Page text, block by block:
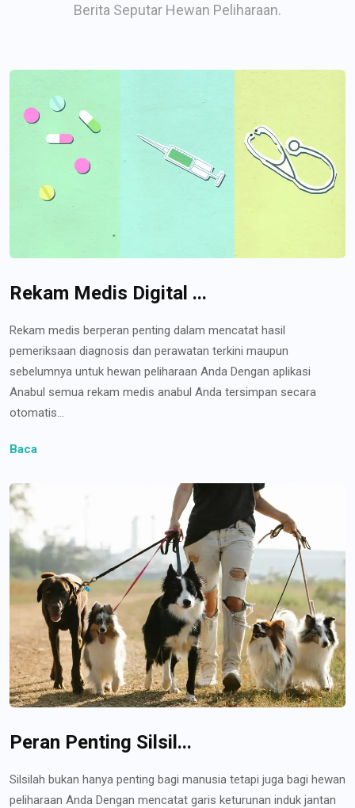
Berita Seputar Hewan Peliharaan.
Rekam Medis Digital ...
Rekam medis berperan penting dalam mencatat hasil
pemeriksaan diagnosis dan perawatan terkini maupun
sebelumnya untuk hewan peliharaan Anda Dengan aplikasi
Anabul semua rekam medis anabul Anda tersimpan secara
otomatis...
Baca
Peran Penting Silsil...
Silsilah bukan hanya penting bagi manusia tetapi juga bagi hewan
peliharaan Anda Dengan mencatat garis keturunan induk jantan